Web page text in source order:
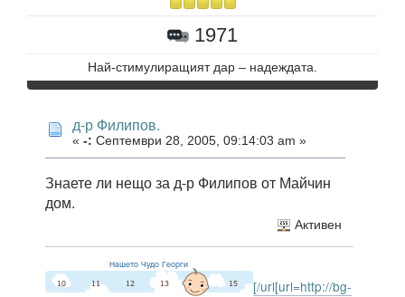
1971
Най-стимулиращият дар – надеждата.
д-р Филипов.
« -: Септември 28, 2005, 09:14:03 am »
Знаете ли нещо за д-р Филипов от Майчин
дом.
Активен
[/url[url=http://bg-